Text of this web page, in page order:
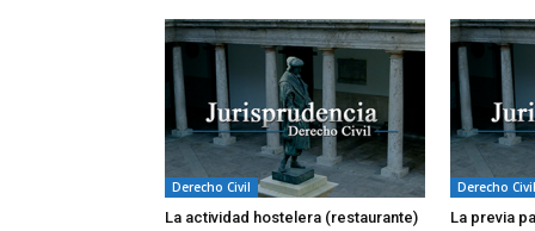
Derecho Civil
La actividad hostelera (restaurante)
Derecho Civil
La previa